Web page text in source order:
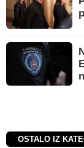
OSTALO IZ